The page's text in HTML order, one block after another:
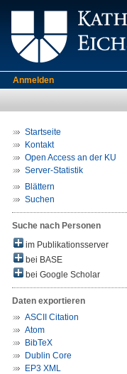
Anmelden
Startseite
Kontakt
Open Access an der KU
Server-Statistik
Blättern
Suchen
Suche nach Personen
im Publikationsserver
bei BASE
bei Google Scholar
Daten exportieren
ASCII Citation
Atom
BibTeX
Dublin Core
EP3 XML